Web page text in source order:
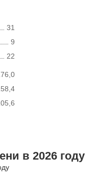
31
9
22
в 2026 году